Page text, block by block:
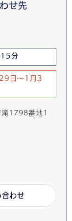
せ先
15分
日～1月3
1798番地1
合わせ